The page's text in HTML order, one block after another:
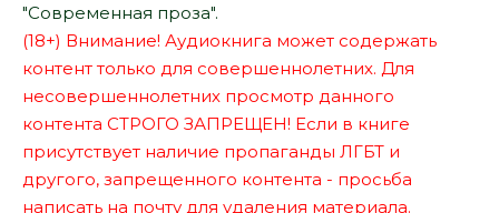
"Современная проза".
(18+) Внимание! Аудиокнига может содержать
контент только для совершеннолетних. Для
несовершеннолетних просмотр данного
контента СТРОГО ЗАПРЕЩЕН! Если в книге
присутствует наличие пропаганды ЛГБТ и
другого, запрещенного контента - просьба
написать на почту для удаления материала.